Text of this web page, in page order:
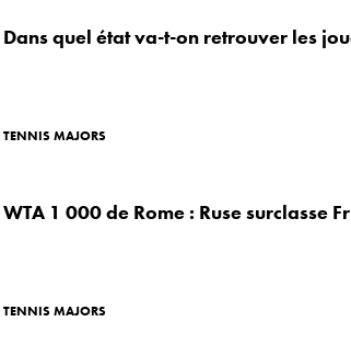
Dans quel état va-t-on retrouver les
TENNIS MAJORS
WTA 1 000 de Rome : Ruse surclasse
TENNIS MAJORS